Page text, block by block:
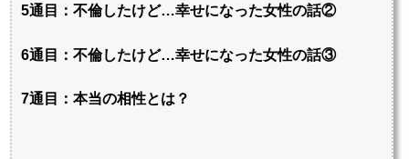
5通目：不倫したけど…幸せになった女性の話②
6通目：不倫したけど…幸せになった女性の話③
7通目：本当の相性とは？